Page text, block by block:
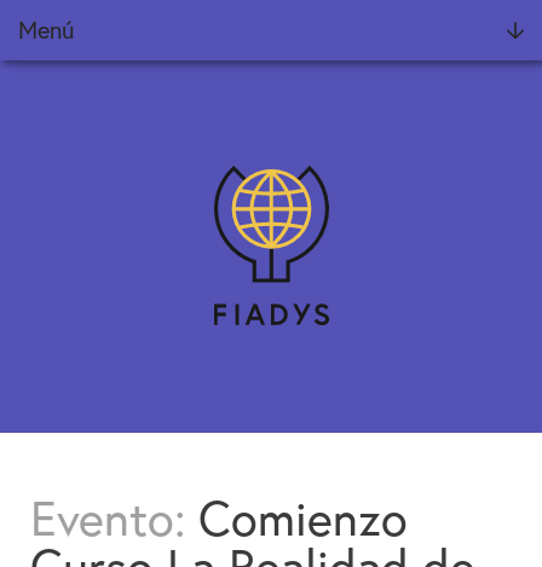
Menú
Colabora
Evento: Comienzo